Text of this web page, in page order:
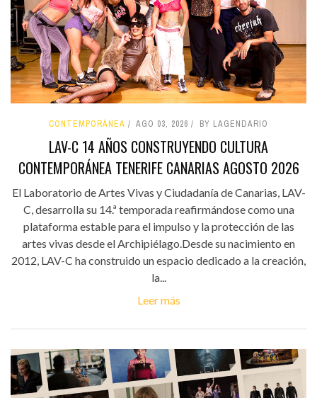
CONTEMPORÁNEA AGO 03, 2026 BY LAGENDARIO
LAV-C 14 AÑOS CONSTRUYENDO CULTURA
CONTEMPORÁNEA TENERIFE CANARIAS AGOSTO 2026
El Laboratorio de Artes Vivas y Ciudadanía de Canarias, LAV-
C, desarrolla su 14.ª temporada reafirmándose como una
plataforma estable para el impulso y la protección de las
artes vivas desde el Archipiélago.Desde su nacimiento en
2012, LAV-C ha construido un espacio dedicado a la creación,
la...
Leer más